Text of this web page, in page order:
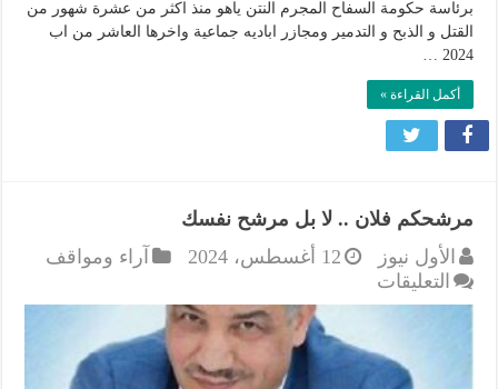
برئاسة حكومة السفاح المجرم النتن ياهو منذ اكثر من عشرة شهور من
القتل و الذبح و التدمير ومجازر اباديه جماعية واخرها العاشر من اب
2024 …
أكمل القراءة »
مرشحكم فلان .. لا بل مرشح نفسك
الأول نيوز
12 أغسطس، 2024
آراء ومواقف
التعليقات
مرشحكم
..